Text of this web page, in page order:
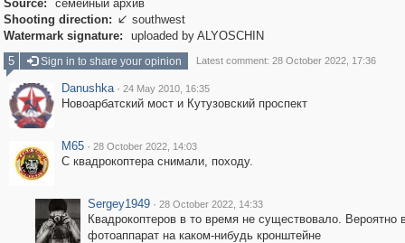
Source:
семейный архив
Shooting direction:  southwest
Watermark signature:
uploaded by ALYOSCHIN
5
Sign in to share your opinion Latest comment: 28 October 2022, 17:36
Danushka · 24 May 2010, 16:35
Новоарбатский мост и Кутузовский проспект
M65 · 28 October 2022, 14:03
С квадрокоптера снимали, походу.
Sergey1949 · 28 October 2022, 14:33
Квадрокоптеров в то время не существовало. Вероятно
фотоаппарат на каком-нибудь кронштейне